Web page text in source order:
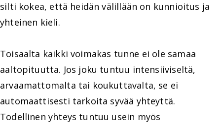
silti kokea, että heidän välillään on kunnioitus ja
yhteinen kieli.
Toisaalta kaikki voimakas tunne ei ole samaa
aaltopituutta. Jos joku tuntuu intensiiviseltä,
arvaamattomalta tai koukuttavalta, se ei
automaattisesti tarkoita syvää yhteyttä.
Todellinen yhteys tuntuu usein myös